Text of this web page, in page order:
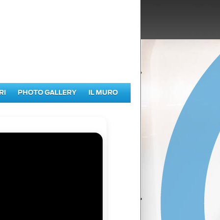
PHOTO GALLERY IL MURO